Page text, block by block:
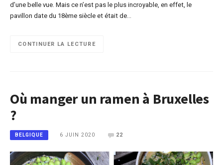
d’une belle vue. Mais ce n’est pas le plus incroyable, en effet, le
pavillon date du 18ème siècle et était de…
CONTINUER LA LECTURE
Où manger un ramen à Bruxelles
?
BELGIQUE 6 JUIN 2020 22